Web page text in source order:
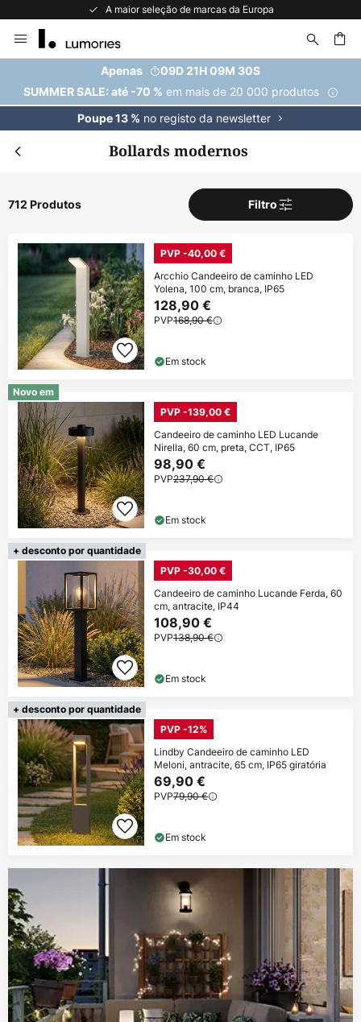
A maior seleção de marcas da Europa
para
Conteúdo
Apenas
09D 21H 09M 28S
SUMMER SALE: até -70 % em mais de 20 000 produtos
Poupe 13 % no registo da newsletter
Bollards modernos
712 Produtos Filtro
PVP -40,00 €
Arcchio Candeeiro de caminho LED
Yolena, 100 cm, branca, IP65
128,90 €
PVP168,90 €
Em stock
Novo em
PVP -139,00 €
Candeeiro de caminho LED Lucande
Nirella, 60 cm, preta, CCT, IP65
98,90 €
PVP237,90 €
Em stock
+ desconto por quantidade
PVP -30,00 €
Candeeiro de caminho Lucande Ferda, 60
cm, antracite, IP44
108,90 €
PVP138,90 €
Em stock
+ desconto por quantidade
PVP -12%
Lindby Candeeiro de caminho LED
Meloni, antracite, 65 cm, IP65 giratória
69,90 €
PVP79,90 €
Em stock